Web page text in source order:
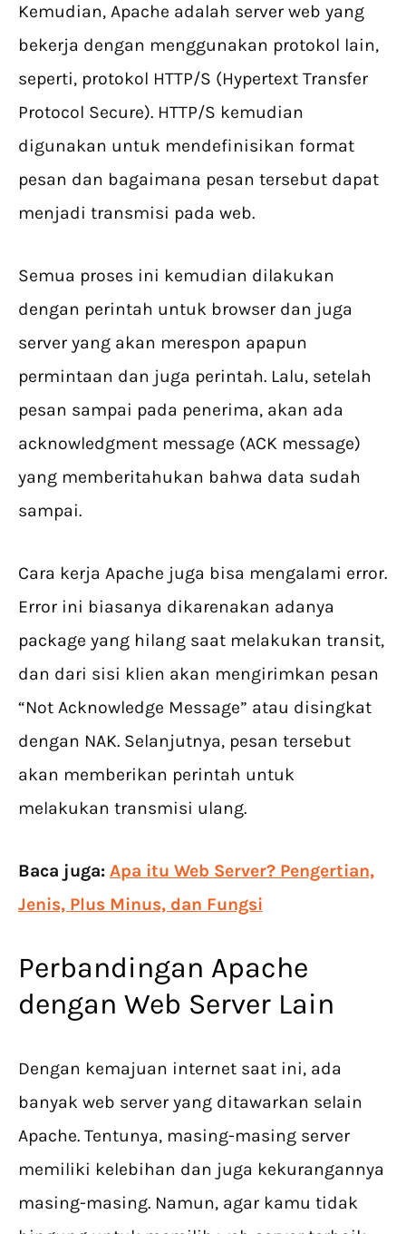
Kemudian, Apache adalah server web yang
bekerja dengan menggunakan protokol lain,
seperti, protokol HTTP/S (Hypertext Transfer
Protocol Secure). HTTP/S kemudian
digunakan untuk mendefinisikan format
pesan dan bagaimana pesan tersebut dapat
menjadi transmisi pada web.
Semua proses ini kemudian dilakukan
dengan perintah untuk browser dan juga
server yang akan merespon apapun
permintaan dan juga perintah. Lalu, setelah
pesan sampai pada penerima, akan ada
acknowledgment message (ACK message)
yang memberitahukan bahwa data sudah
sampai.
Cara kerja Apache juga bisa mengalami error.
Error ini biasanya dikarenakan adanya
package yang hilang saat melakukan transit,
dan dari sisi klien akan mengirimkan pesan
“Not Acknowledge Message” atau disingkat
dengan NAK. Selanjutnya, pesan tersebut
akan memberikan perintah untuk
melakukan transmisi ulang.
Baca juga: Apa itu Web Server? Pengertian,
Jenis, Plus Minus, dan Fungsi
Perbandingan Apache
dengan Web Server Lain
Dengan kemajuan internet saat ini, ada
banyak web server yang ditawarkan selain
Apache. Tentunya, masing-masing server
memiliki kelebihan dan juga kekurangannya
masing-masing. Namun, agar kamu tidak